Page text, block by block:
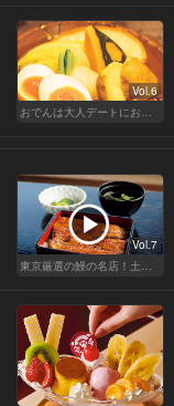
Vol.6
おでんは大人デートにおすすめ！ふたりで温まろう
Vol.7
東京厳選の鰻の名店！土用の丑の日じゃなくても行きたい